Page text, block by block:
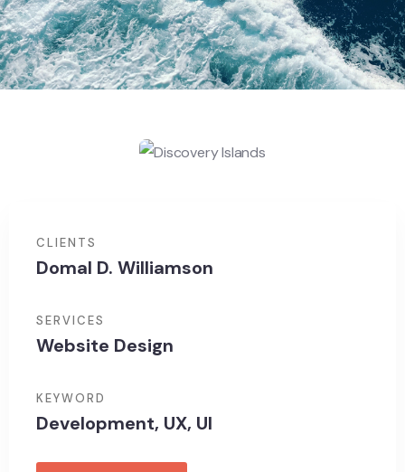
CLIENTS
Domal D. Williamson
SERVICES
Website Design
KEYWORD
Development, UX, UI